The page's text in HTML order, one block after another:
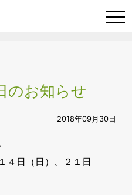
のお知らせ
2018年09月30日
４日（日）、２１日